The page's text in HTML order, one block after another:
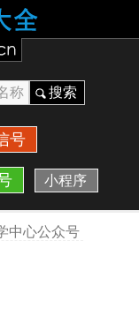
搜索
号
小程序
中心公众号